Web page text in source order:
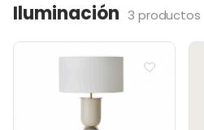
Iluminación 3 productos